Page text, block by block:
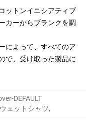
ットンイニシアティブ
カーからブランクを調
によって、すべてのア
で、受け取った製品に
DEFAULT
ェットシャツ,